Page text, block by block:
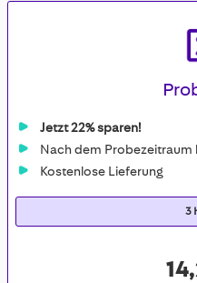
Jetzt 22% sparen!
Nach dem Probezeitraum
Kostenlose Lieferung
3